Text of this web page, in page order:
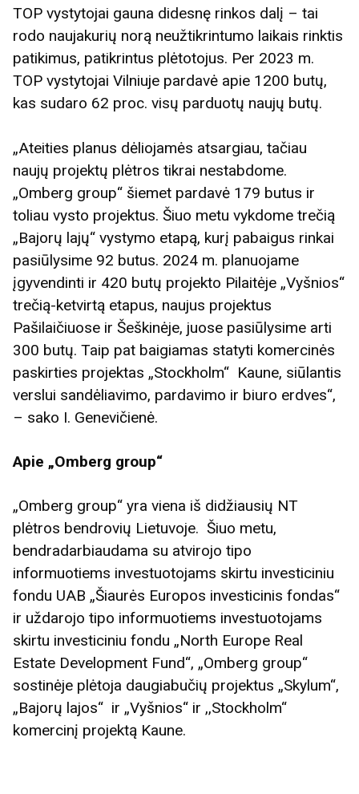
TOP vystytojai gauna didesnę rinkos dalį – tai
rodo naujakurių norą neužtikrintumo laikais rinktis
patikimus, patikrintus plėtotojus. Per 2023 m.
TOP vystytojai Vilniuje pardavė apie 1200 butų,
kas sudaro 62 proc. visų parduotų naujų butų.
„Ateities planus dėliojamės atsargiau, tačiau
naujų projektų plėtros tikrai nestabdome.
„Omberg group“ šiemet pardavė 179 butus ir
toliau vysto projektus. Šiuo metu vykdome trečią
„Bajorų lajų“ vystymo etapą, kurį pabaigus rinkai
pasiūlysime 92 butus. 2024 m. planuojame
įgyvendinti ir 420 butų projekto Pilaitėje „Vyšnios“
trečią-ketvirtą etapus, naujus projektus
Pašilaičiuose ir Šeškinėje, juose pasiūlysime arti
300 butų. Taip pat baigiamas statyti komercinės
paskirties projektas „Stockholm“ Kaune, siūlantis
verslui sandėliavimo, pardavimo ir biuro erdves“,
– sako I. Genevičienė.
Apie „Omberg group“
„Omberg group“ yra viena iš didžiausių NT
plėtros bendrovių Lietuvoje. Šiuo metu,
bendradarbiaudama su atvirojo tipo
informuotiems investuotojams skirtu investiciniu
fondu UAB „Šiaurės Europos investicinis fondas“
ir uždarojo tipo informuotiems investuotojams
skirtu investiciniu fondu „North Europe Real
Estate Development Fund“, „Omberg group“
sostinėje plėtoja daugiabučių projektus „Skylum“,
„Bajorų lajos“ ir „Vyšnios“ ir ,,Stockholm“
komercinį projektą Kaune.